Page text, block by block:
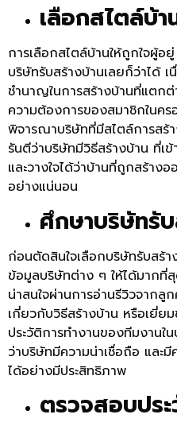
เลือกสไตล์บ้า
การเลือกสไตล์บ้านให้ถูกใจผู้อ
บริษัทรับสร้างบ้านเลยก็ว่าได้
ชำนาญในการสร้างบ้านที่แตกต่
ความต้องการของสมาชิกในคร
พิจารณาบริษัทที่มีสไตล์การสร้
รันตีว่าบริษัทมีวิธีสร้างบ้าน ที่เ
และวางใจได้ว่าบ้านที่ถูกสร้าง
อย่างแน่นอน
ศึกษาบริษัทรั
ก่อนตัดสินใจเลือกบริษัทรับสร้
ข้อมูลบริษัทต่าง ๆ ให้ได้มากที่
น่าสนใจผ่านการอ่านรีวิวจากลู
เกี่ยวกับวิธีสร้างบ้าน หรือเยี่
ประวัติการทำงานของทีมงานใ
ว่าบริษัทมีความน่าเชื่อถือ และมี
ได้อย่างมีประสิทธิภาพ
ตรวจสอบประ